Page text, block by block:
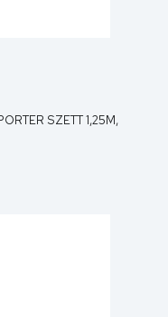
SZETT 1,25M,